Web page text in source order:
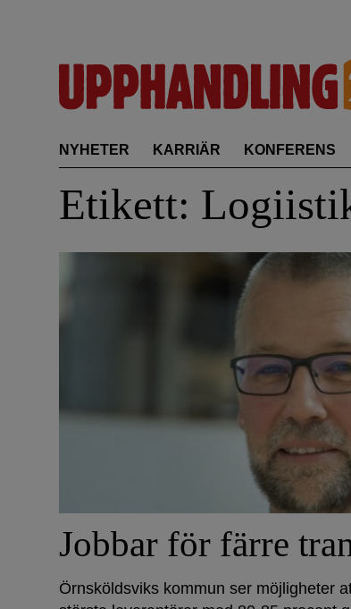
NYHETER KARRIÄR KONFERENS
Etikett:
Jobbar för färre
Örnsköldsviks kommun ser möjligheter